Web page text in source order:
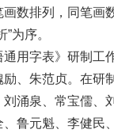
数排列，同笔画
为序。
用字表》研制工
、朱范贞。在研
涌泉、常宝儒、
、鲁元魁、李健民